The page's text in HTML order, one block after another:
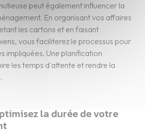
peut également influencer la
En organisant vos affaires
les cartons et en faisant
vous faciliterez le processus pour
impliquées. Une planification
les temps d'attente et rendre la
la durée de votre